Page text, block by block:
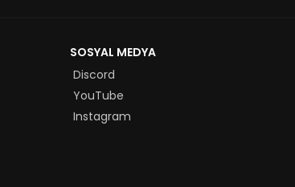
SOSYAL MEDYA
Discord
YouTube
Instagram